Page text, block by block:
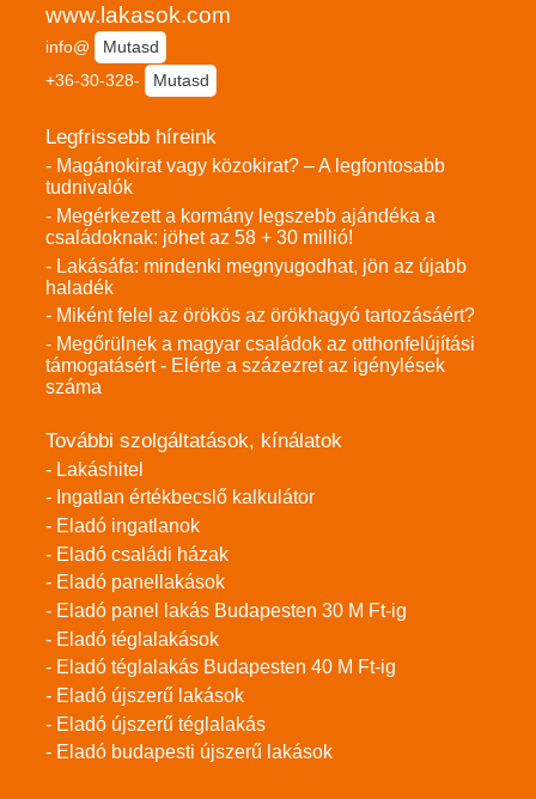
www.lakasok.com
info@
Mutasd
+36-30-328-
Mutasd
Legfrissebb híreink
- Magánokirat vagy közokirat? – A legfontosabb
tudnivalók
- Megérkezett a kormány legszebb ajándéka a
családoknak: jöhet az 58 + 30 millió!
- Lakásáfa: mindenki megnyugodhat, jön az újabb
haladék
- Miként felel az örökös az örökhagyó tartozásáért?
- Megőrülnek a magyar családok az otthonfelújítási
támogatásért - Elérte a százezret az igénylések
száma
További szolgáltatások, kínálatok
- Lakáshitel
- Ingatlan értékbecslő kalkulátor
- Eladó ingatlanok
- Eladó családi házak
- Eladó panellakások
- Eladó panel lakás Budapesten 30 M Ft-ig
- Eladó téglalakások
- Eladó téglalakás Budapesten 40 M Ft-ig
- Eladó újszerű lakások
- Eladó újszerű téglalakás
- Eladó budapesti újszerű lakások